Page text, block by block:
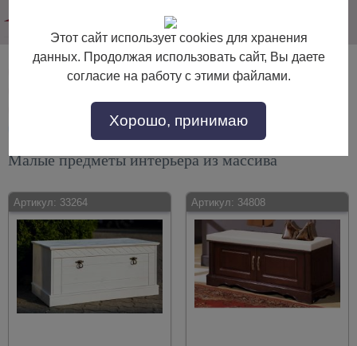
банкетки для обуви
полки в комнату
этажерки каминные панели
Малые предметы интерьера из массива
Артикул: 33264 Артикул: 34808
Этот сайт использует cookies для хранения
данных. Продолжая использовать сайт, Вы даете
согласие на работу с этими файлами.
Хорошо, принимаю